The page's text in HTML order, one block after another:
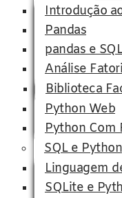
Introdução
Pandas
pandas e
Análise
Biblioteca
Python Web
Python Com
SQL e Python
Linguagem
SQLite e